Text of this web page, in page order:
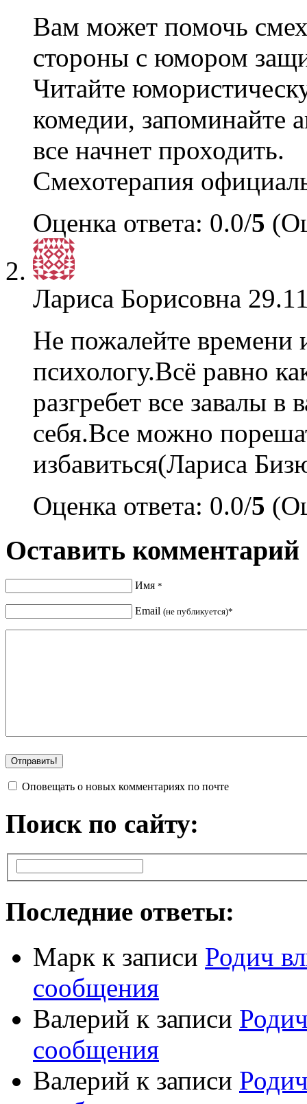
Вам может помочь
стороны с юмором
Читайте
комедии, запоминайте
все начнет проходить.
Смехотерапия
Оценка ответа: 0.0/5
Лариса Борисовна
Не пожалейте времени
психологу.Всё равно
разгребет все завалы
себя.Все можно
избавиться(Лариса
Оценка ответа: 0.0/5
Оставить комментарий
Имя *
Email (не публикуется)*
Оповещать о новых комментариях по почте
Поиск по сайту:
Последние ответы:
Марк к записи Родич
сообщения
Валерий к записи
сообщения
Валерий к записи